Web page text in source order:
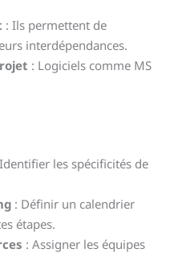
: Ils permettent de
interdépendances.
: Logiciels comme MS
les spécificités de
: Définir un calendrier
étapes.
: Assigner les équipes